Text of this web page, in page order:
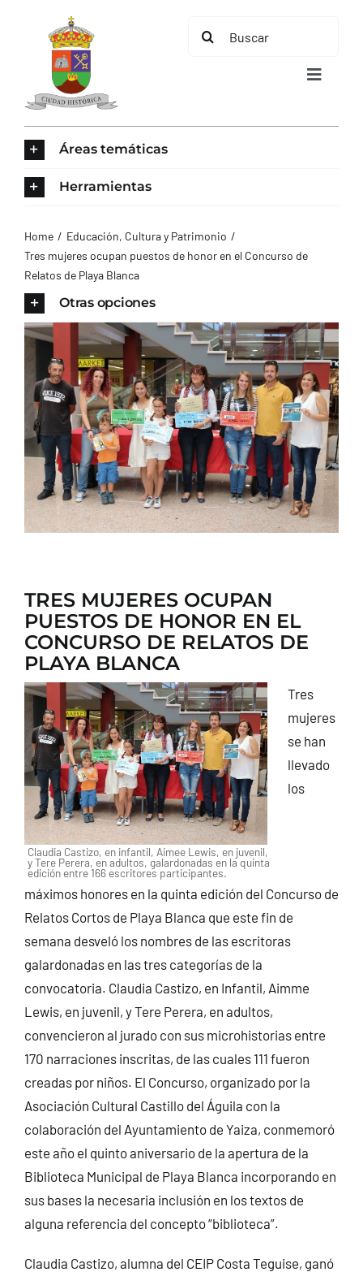
contenido
Buscar:
Toggle
AYUNTAMIENTO
TURISMO
CONTACTO
Áreas temáticas
Herramientas
Home
Educación, Cultura y Patrimonio
Tres mujeres ocupan puestos de honor en el Concurso de
Relatos de Playa Blanca
Otras opciones
TRES MUJERES OCUPAN
PUESTOS DE HONOR EN EL
CONCURSO DE RELATOS DE
PLAYA BLANCA
Claudia Castizo, en infantil, Aimee Lewis, en juvenil,
y Tere Perera, en adultos, galardonadas en la quinta
edición entre 166 escritores participantes.
Tres
mujeres
se han
llevado
los
máximos honores en la quinta edición del Concurso de
Relatos Cortos de Playa Blanca que este fin de
semana desveló los nombres de las escritoras
galardonadas en las tres categorías de la
convocatoria. Claudia Castizo, en Infantil, Aimme
Lewis, en juvenil, y Tere Perera, en adultos,
convencieron al jurado con sus microhistorias entre
170 narraciones inscritas, de las cuales 111 fueron
creadas por niños. El Concurso, organizado por la
Asociación Cultural Castillo del Águila con la
colaboración del Ayuntamiento de Yaiza, conmemoró
este año el quinto aniversario de la apertura de la
Biblioteca Municipal de Playa Blanca incorporando en
sus bases la necesaria inclusión en los textos de
alguna referencia del concepto “biblioteca”.
Claudia Castizo, alumna del CEIP Costa Teguise, ganó